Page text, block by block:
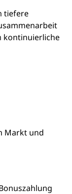
tiefere
kontinuierliche
Markt und